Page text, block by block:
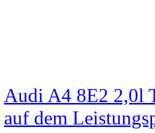
Audi A4 8E2 2,0l
auf dem